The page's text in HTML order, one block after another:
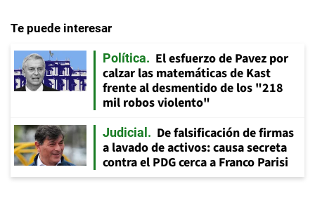
Te puede interesar
Política
El esfuerzo de Pavez por
calzar las matemáticas de Kast
frente al desmentido de los "218
mil robos violento"
Judicial
De falsificación de firmas
a lavado de activos: causa secreta
contra el PDG cerca a Franco Parisi